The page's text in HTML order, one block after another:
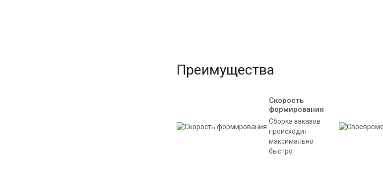
Преимущества
Скорость
формирования
Сборка заказов
происходит
максимально
быстро